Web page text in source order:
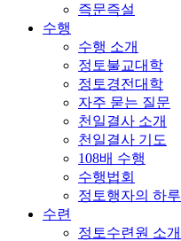
즉문즉설
수행
수행 소개
정토불교대학
정토경전대학
자주 묻는 질문
천일결사 소개
천일결사 기도
108배 수행
수행법회
정토행자의 하루
수련
정토수련원 소개